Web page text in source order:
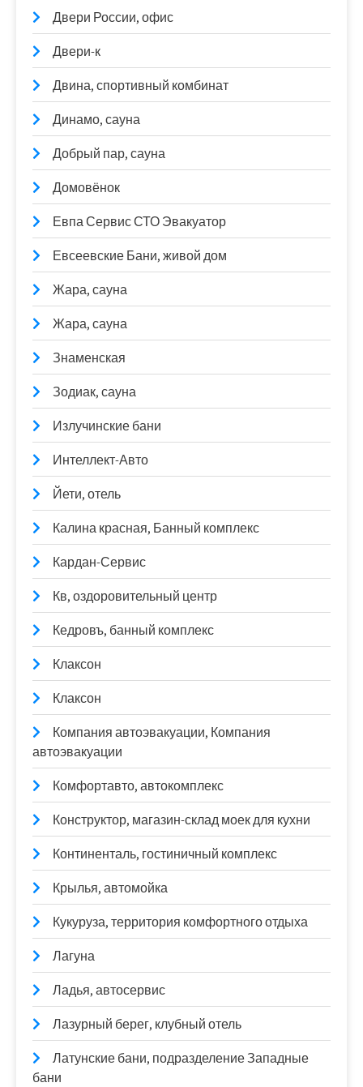
Двери России, офис
Двери-к
Двина, спортивный комбинат
Динамо, сауна
Добрый пар, сауна
Домовёнок
Евпа Сервис СТО Эвакуатор
Евсеевские Бани, живой дом
Жара, сауна
Жара, сауна
Знаменская
Зодиак, сауна
Излучинские бани
Интеллект-Авто
Йети, отель
Калина красная, Банный комплекс
Кардан-Сервис
Кв, оздоровительный центр
Кедровъ, банный комплекс
Клаксон
Клаксон
Компания автоэвакуации, Компания
автоэвакуации
Комфортавто, автокомплекс
Конструктор, магазин-склад моек для кухни
Континенталь, гостиничный комплекс
Крылья, автомойка
Кукуруза, территория комфортного отдыха
Лагуна
Ладья, автосервис
Лазурный берег, клубный отель
Латунские бани, подразделение Западные
бани